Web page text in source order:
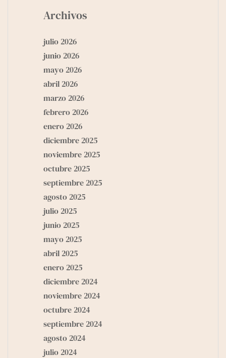
Archivos
julio 2026
junio 2026
mayo 2026
abril 2026
marzo 2026
febrero 2026
enero 2026
diciembre 2025
noviembre 2025
octubre 2025
septiembre 2025
agosto 2025
julio 2025
junio 2025
mayo 2025
abril 2025
enero 2025
diciembre 2024
noviembre 2024
octubre 2024
septiembre 2024
agosto 2024
julio 2024